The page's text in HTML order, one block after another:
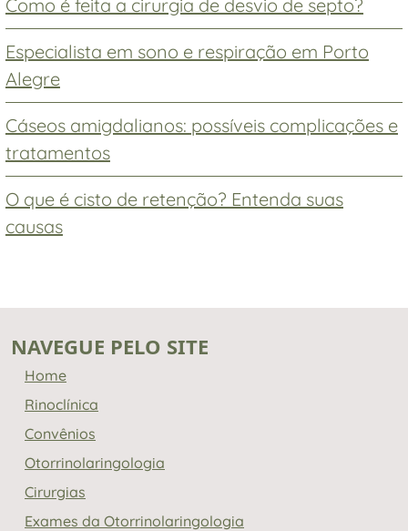
Como é feita a cirurgia de desvio de septo?
Especialista em sono e respiração em Porto
Alegre
Cáseos amigdalianos: possíveis complicações e
tratamentos
O que é cisto de retenção? Entenda suas
causas
NAVEGUE PELO SITE
Home
Rinoclínica
Convênios
Otorrinolaringologia
Cirurgias
Exames da Otorrinolaringologia